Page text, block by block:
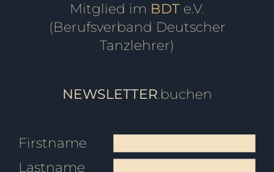
Mitglied im BDT e.V.
(Berufsverband Deutscher
Tanzlehrer)
NEWSLETTER.buchen
Firstname
Lastname